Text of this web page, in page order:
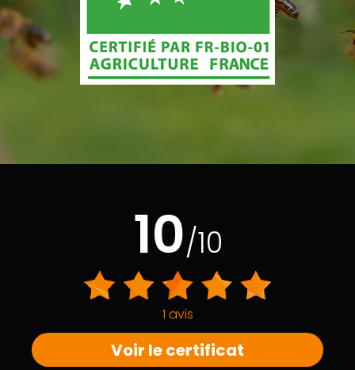
10/10
1 avis
Voir le certificat